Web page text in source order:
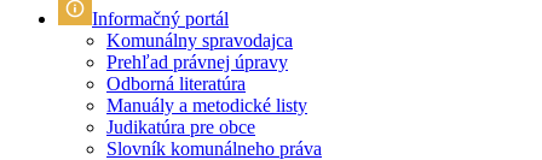
Informačný portál
Komunálny spravodajca
Prehľad právnej úpravy
Odborná literatúra
Manuály a metodické listy
Judikatúra pre obce
Slovník komunálneho práva